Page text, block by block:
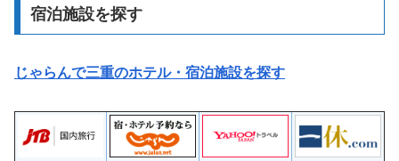
宿泊施設を探す
じゃらんで三重のホテル・宿泊施設を探す